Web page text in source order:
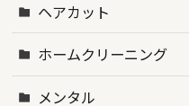
ヘアカット
ホームクリーニング
メンタル